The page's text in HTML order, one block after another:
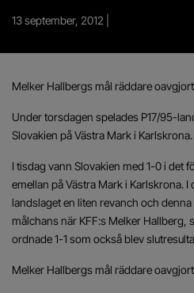
13 september, 2012 |
Melker Hallbergs mål räddare
Under torsdagen spelades P17/95-
Slovakien på Västra Mark i Karlskrona.
I tisdag vann Slovakien med 1-0 i det
emellan på Västra Mark i Karlskrona.
landslaget en liten revanch och denna
målchans när KFF:s Melker Hallberg,
ordnade 1-1 som också blev
Melker Hallbergs mål räddare